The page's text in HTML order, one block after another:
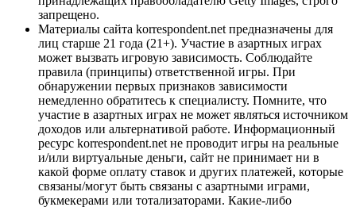
запрещено.
Материалы сайта korrespondent.net предназначены для
лиц старше 21 года (21+). Участие в азартных играх
может вызвать игровую зависимость. Соблюдайте
правила (принципы) ответственной игры. При
обнаружении первых признаков зависимости
немедленно обратитесь к специалисту. Помните, что
участие в азартных играх не может являться источником
доходов или альтернативой работе. Информационный
ресурс korrespondent.net не проводит игры на реальные
и/или виртуальные деньги, сайт не принимает ни в
какой форме оплату ставок и других платежей, которые
связаны/могут быть связаны с азартными играми,
букмекерами или тотализаторами. Какие-либо